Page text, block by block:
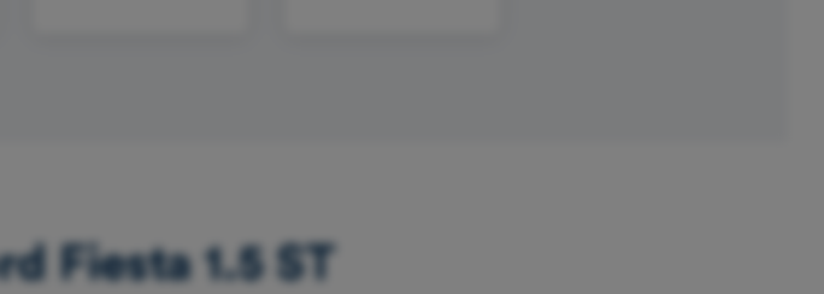
Fiesta 1.5 ST